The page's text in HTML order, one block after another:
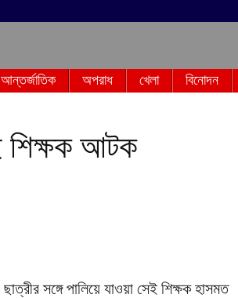
আন্তর্জাতিক অপরাধ খেলা বিনোদন
শিক্ষক আটক
সঙ্গে পালিয়ে যাওয়া সেই শিক্ষক হাসমত